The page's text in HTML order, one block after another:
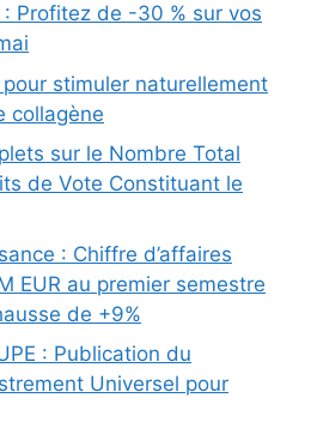
Profitez de -30 % sur vos
stimuler naturellement
collagène
sur le Nombre Total
de Vote Constituant le
: Chiffre d’affaires
EUR au premier semestre
de +9%
: Publication du
Universel pour